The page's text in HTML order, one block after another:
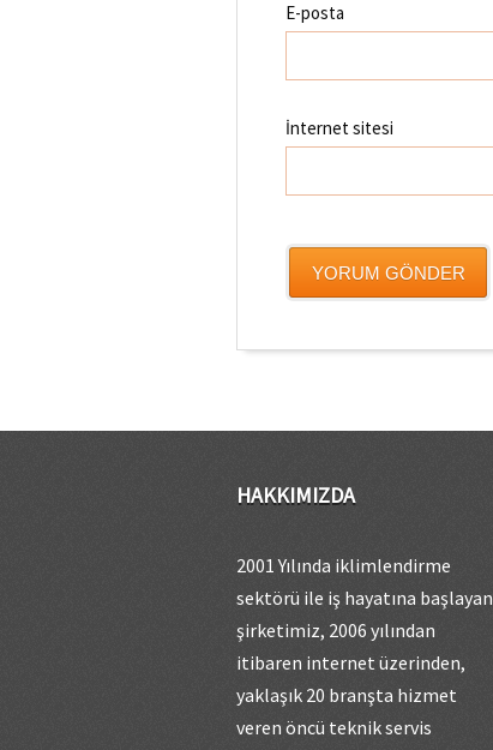
E-posta
İnternet sitesi
HAKKIMIZDA
2001 Yılında iklimlendirme
sektörü ile iş hayatına başlayan
şirketimiz, 2006 yılından
itibaren internet üzerinden,
yaklaşık 20 branşta hizmet
veren öncü teknik servis